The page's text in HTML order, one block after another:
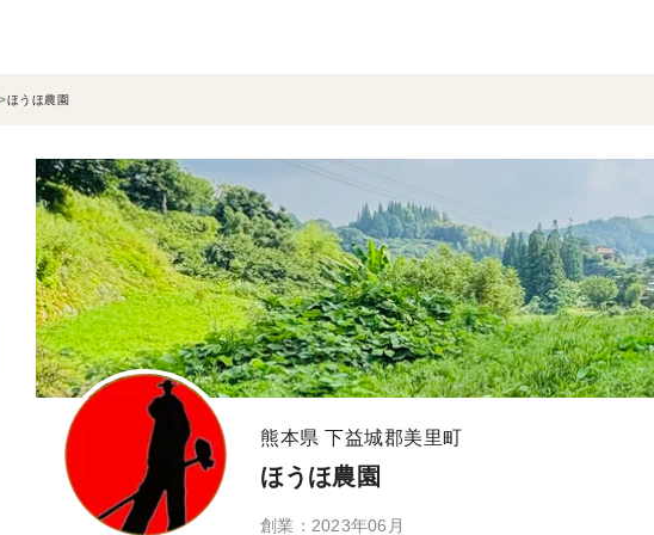
ほうほ農園
熊本県 下益城郡美里町
ほうほ農園
創業：2023年06月